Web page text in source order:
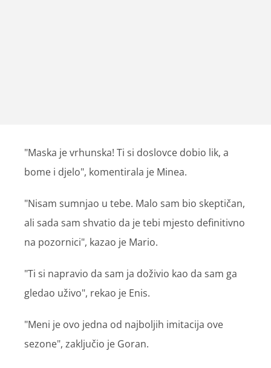
"Maska je vrhunska! Ti si doslovce dobio lik, a
bome i djelo", komentirala je Minea.
"Nisam sumnjao u tebe. Malo sam bio skeptičan,
ali sada sam shvatio da je tebi mjesto definitivno
na pozornici", kazao je Mario.
"Ti si napravio da sam ja doživio kao da sam ga
gledao uživo", rekao je Enis.
"Meni je ovo jedna od najboljih imitacija ove
sezone", zaključio je Goran.